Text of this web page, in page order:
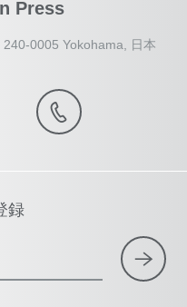
Press
0005 Yokohama, 日本
録